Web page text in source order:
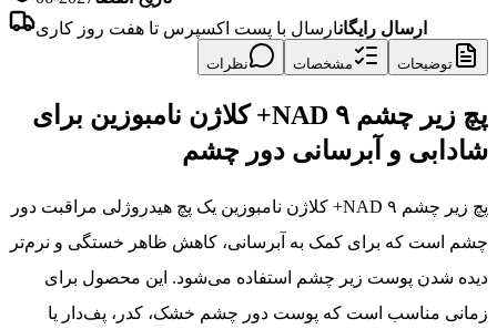
ارسال رایگانارسال با پست اکسپرس تا هفت روز کاری
توضیحات مشخصات نظرات
پچ زیر چشم ۹ NAD+ کلاژن نامبوزین برای
شادابی و آبرسانی دور چشم
پچ زیر چشم ۹ NAD+ کلاژن نامبوزین یک پچ هیدروژلی مراقبت دور
چشم است که برای کمک به آبرسانی، کاهش ظاهر خستگی و نرم‌تر
دیده شدن پوست زیر چشم استفاده می‌شود. این محصول برای
زمانی مناسب است که پوست دور چشم خشک، کدر، پف‌دار یا